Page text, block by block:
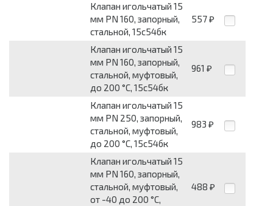
Клапан игольчатый 15
мм PN 160, запорный,
стальной, 15с54бк
557 ₽
Клапан игольчатый 15
мм PN 160, запорный,
стальной, муфтовый,
до 200 °С, 15с54бк
961 ₽
Клапан игольчатый 15
мм PN 250, запорный,
стальной, муфтовый,
до 200 °С, 15с54бк
983 ₽
Клапан игольчатый 15
мм PN 160, запорный,
стальной, муфтовый,
от -40 до 200 °С,
488 ₽